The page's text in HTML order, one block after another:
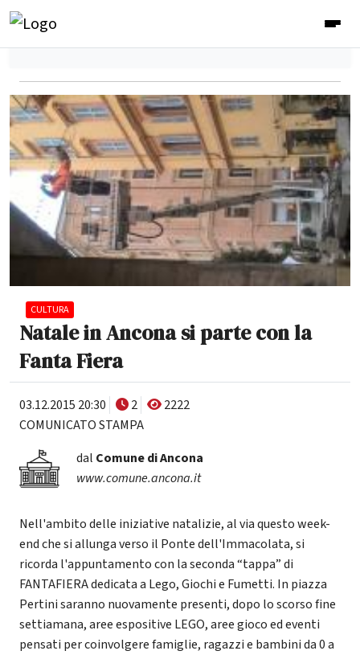
CULTURA
Natale in Ancona si parte con la
Fanta Fiera
03.12.2015 20:30 2
2222
COMUNICATO STAMPA
dal Comune di Ancona
www.comune.ancona.it
Nell'ambito delle iniziative natalizie, al via questo week-
end che si allunga verso il Ponte dell'Immacolata, si
ricorda l'appuntamento con la seconda “tappa” di
FANTAFIERA dedicata a Lego, Giochi e Fumetti. In piazza
Pertini saranno nuovamente presenti, dopo lo scorso fine
settiamana, aree espositive LEGO, aree gioco ed eventi
pensati per coinvolgere famiglie, ragazzi e bambini da 0 a